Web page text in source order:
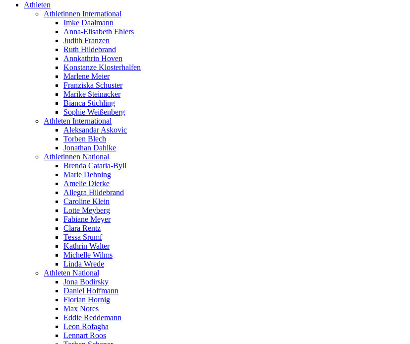
Athleten
Athletinnen International
Imke Daalmann
Anna-Elisabeth Ehlers
Judith Franzen
Ruth Hildebrand
Annkathrin Hoven
Konstanze Klosterhalfen
Marlene Meier
Franziska Schuster
Marike Steinacker
Bianca Stichling
Sophie Weißenberg
Athleten International
Aleksandar Askovic
Torben Blech
Jonathan Dahlke
Athletinnen National
Brenda Cataria-Byll
Marie Dehning
Amelie Dierke
Allegra Hildebrand
Caroline Klein
Lotte Meyberg
Fabiane Meyer
Clara Rentz
Tessa Srumf
Kathrin Walter
Michelle Wilms
Linda Wrede
Athleten National
Jona Bodirsky
Daniel Hoffmann
Florian Hornig
Max Nores
Eddie Reddemann
Leon Rofagha
Lennart Roos